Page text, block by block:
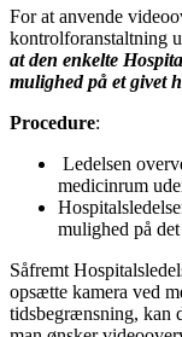
For at anvende
kontrolforanstaltning
at den enkelte
mulighed på et givet
Procedure:
Ledelsen
medicinrum
mulighed på
Såfremt
opsætte kamera ved
tidsbegrænsning, kan